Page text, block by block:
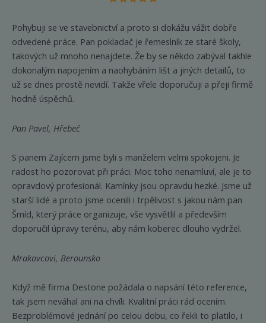
Pohybuji se ve stavebnictví a proto si dokážu vážit dobře
odvedené práce. Pan pokladač je řemeslník ze staré školy,
takových už mnoho nenajdete. Že by se někdo zabýval takhle
dokonalým napojením a naohybáním lišt a jiných detailů, to
už se dnes prostě nevidí. Takže vřele doporučuji a přeji firmě
hodně úspěchů.
Pan Pavel, Hřebeč
S panem Zajícem jsme byli s manželem velmi spokojeni. Je
radost ho pozorovat při práci. Moc toho nenamluví, ale je to
opravdový profesionál. Kamínky jsou opravdu hezké. Jsme už
starší lidé a proto jsme ocenili i trpělivost s jakou nám pan
Šmíd, který práce organizuje, vše vysvětlil a především
doporučil úpravy terénu, aby nám koberec dlouho vydržel.
Mrakovcovi, Berounsko
Když mě firma Destone požádala o napsání této reference,
tak jsem neváhal ani na chvíli. Kvalitní práci rád ocením.
Bezproblémové jednání po celou dobu, co řekli to platilo, i